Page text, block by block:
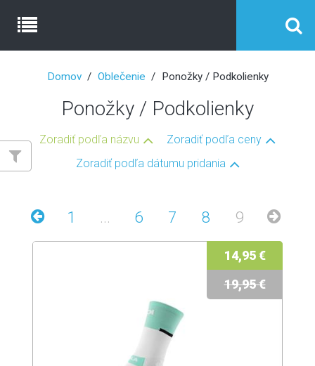
Domov Oblečenie Ponožky / Podkolienky
Ponožky / Podkolienky
Zoradiť podľa názvu
Zoradiť podľa ceny
Zoradiť podľa dátumu pridania
1 ... 6 7 8 9
14,95 €
19,95 €